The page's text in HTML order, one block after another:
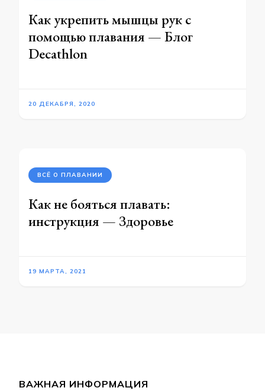
Как укрепить мышцы рук с
помощью плавания — Блог
Decathlon
20 ДЕКАБРЯ, 2020
ВСЁ О ПЛАВАНИИ
Как не бояться плавать:
инструкция — Здоровье
19 МАРТА, 2021
ВАЖНАЯ ИНФОРМАЦИЯ